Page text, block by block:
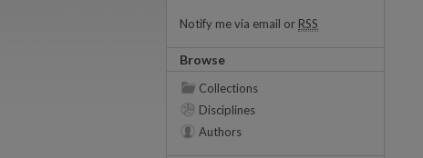
Notify me via email or RSS
Browse
Collections
Disciplines
Authors